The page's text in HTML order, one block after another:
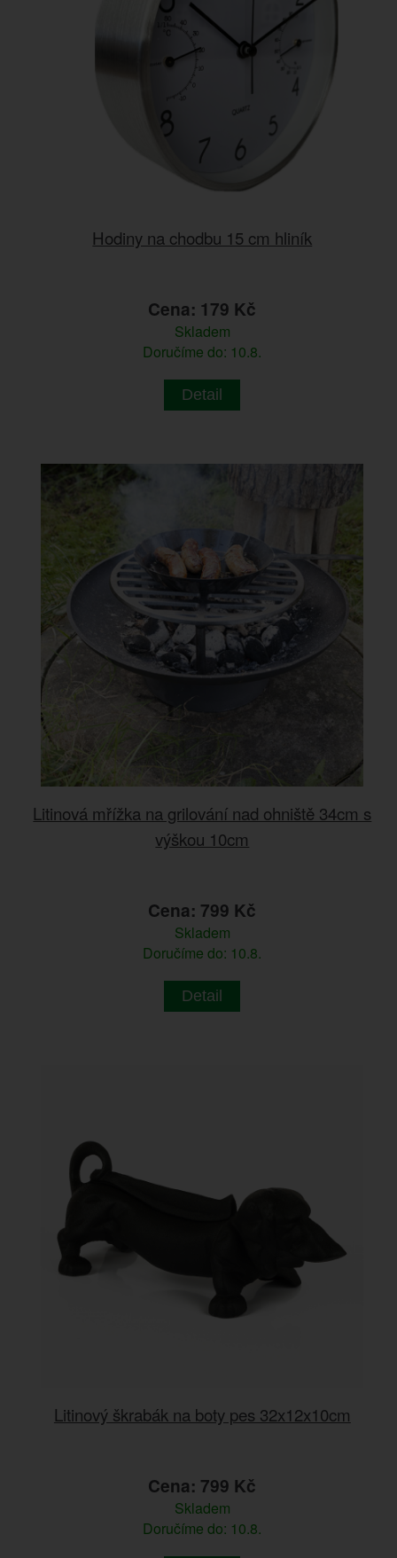
Hodiny na chodbu 15 cm hliník
Cena: 179 Kč
Skladem
Doručíme do: 10.8.
Detail
Litinová mřížka na grilování nad ohniště 34cm s
výškou 10cm
Cena: 799 Kč
Skladem
Doručíme do: 10.8.
Detail
Litinový škrabák na boty pes 32x12x10cm
Cena: 799 Kč
Skladem
Doručíme do: 10.8.